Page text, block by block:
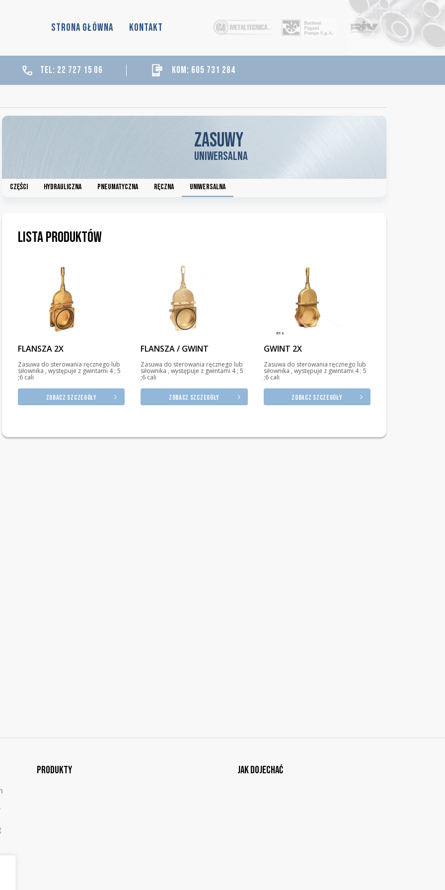
STRONA GŁÓWNA KONTAKT
tel: 22 727 15 06 kom: 605 731 284
Zasuwy
Uniwersalna
Części Hydrauliczna Pneumatyczna Ręczna Uniwersalna
Lista produktów
FLANSZA 2X
Zasuwa do sterowania ręcznego lub
siłownika , występuje z gwintami 4 ; 5
;6 cali
Zobacz szczegóły
FLANSZA / GWINT
Zasuwa do sterowania ręcznego lub
siłownika , występuje z gwintami 4 ; 5
;6 cali
Zobacz szczegóły
GWINT 2X
Zasuwa do sterowania ręcznego lub
siłownika , występuje z gwintami 4 ; 5
;6 cali
Zobacz szczegóły
Produkty Jak dojechać